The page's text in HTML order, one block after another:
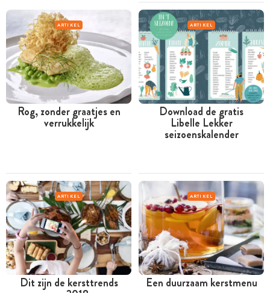
ARTIKEL
Rog, zonder graatjes en
verrukkelijk
ARTIKEL
Download de gratis
Libelle Lekker
seizoenskalender
ARTIKEL
Dit zijn de kersttrends
ARTIKEL
Een duurzaam kerstmenu